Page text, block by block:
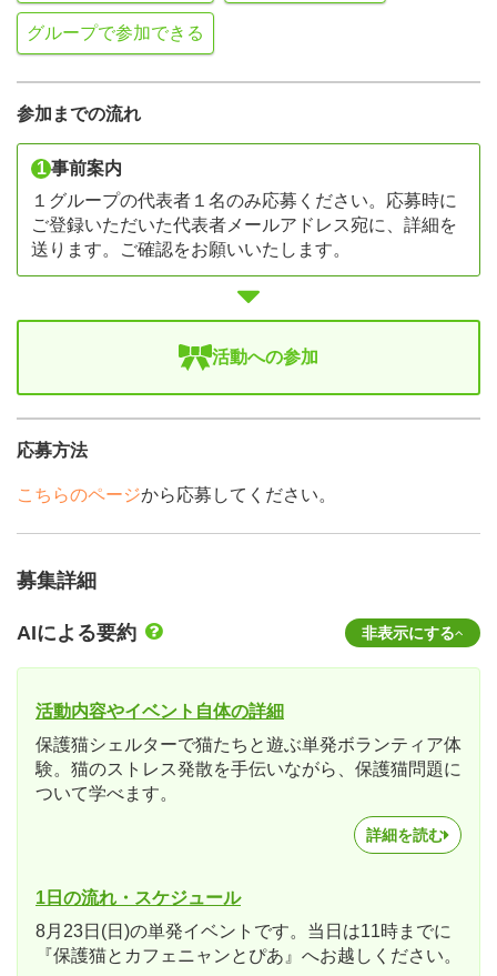
グループで参加できる
参加までの流れ
1 事前案内
１グループの代表者１名のみ応募ください。応募時に
ご登録いただいた代表者メールアドレス宛に、詳細を
送ります。ご確認をお願いいたします。
活動への参加
応募方法
こちらのページから応募してください。
募集詳細
AIによる要約 非表示にする
活動内容やイベント自体の詳細
保護猫シェルターで猫たちと遊ぶ単発ボランティア体
験。猫のストレス発散を手伝いながら、保護猫問題に
ついて学べます。
詳細を読む
1日の流れ・スケジュール
8月23日(日)の単発イベントです。当日は11時までに
『保護猫とカフェニャンとぴあ』へお越しください。